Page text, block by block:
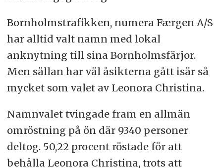
Bornholmstrafikken, numera Færgen A/S
har alltid valt namn med lokal
anknytning till sina Bornholmsfärjor.
Men sällan har väl åsikterna gått isär så
mycket som valet av Leonora Christina.
Namnvalet tvingade fram en allmän
omröstning på ön där 9340 personer
deltog. 50,22 procent röstade för att
behålla Leonora Christina, trots att